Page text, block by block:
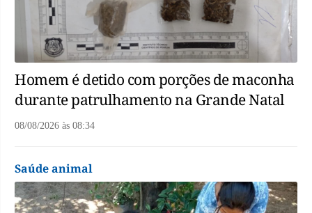
Homem é detido com porções de maconha
durante patrulhamento na Grande Natal
08/08/2026 às 08:34
Saúde animal